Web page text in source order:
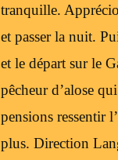
tranquille.
et passer la nuit.
et le départ sur le
pêcheur d’alose
pensions ressentir
plus. Direction